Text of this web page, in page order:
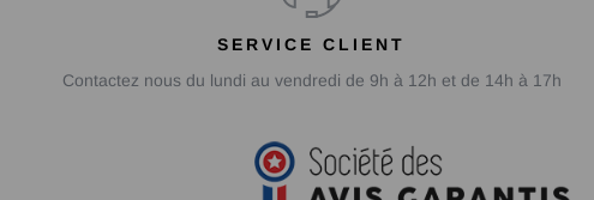
SERVICE CLIENT
Contactez nous du lundi au vendredi de 9h à 12h et de 14h à 17h